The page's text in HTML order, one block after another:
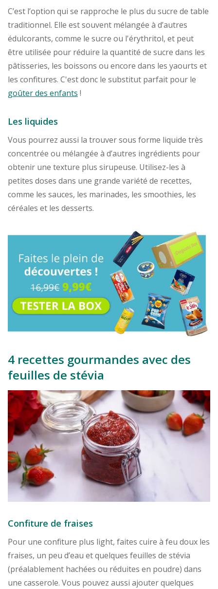
C’est l’option qui se rapproche le plus du sucre de table
traditionnel. Elle est souvent mélangée à d’autres
édulcorants, comme le sucre ou l'érythritol, et peut
être utilisée pour réduire la quantité de sucre dans les
pâtisseries, les boissons ou encore dans les yaourts et
les confitures. C'est donc le substitut parfait pour le
goûter des enfants !
Les liquides
Vous pourrez aussi la trouver sous forme liquide très
concentrée ou mélangée à d’autres ingrédients pour
obtenir une texture plus sirupeuse. Utilisez-les à
petites doses dans une grande variété de recettes,
comme les sauces, les marinades, les smoothies, les
céréales et les desserts.
4 recettes gourmandes avec des
feuilles de stévia
Confiture de fraises
Pour une confiture plus light, faites cuire à feu doux les
fraises, un peu d’eau et quelques feuilles de stévia
(préalablement hachées ou réduites en poudre) dans
une casserole. Vous pouvez aussi ajouter quelques